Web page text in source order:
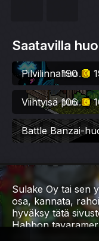
Saatavilla
Pilvilinnahuonepaketti
190
Viihtyisä puutarha 2.0-huonepaketti
106
Battle Banzai-
Sulake Oy tai sen
osa, kannata,
hyväksy tätä
Habbon